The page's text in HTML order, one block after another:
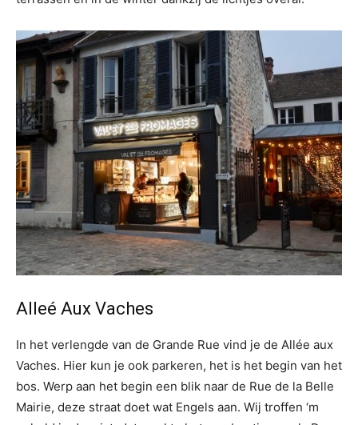
Alleé Aux Vaches
In het verlengde van de Grande Rue vind je de Allée aux
Vaches. Hier kun je ook parkeren, het is het begin van het
bos. Werp aan het begin een blik naar de Rue de la Belle
Mairie, deze straat doet wat Engels aan. Wij troffen ‘m